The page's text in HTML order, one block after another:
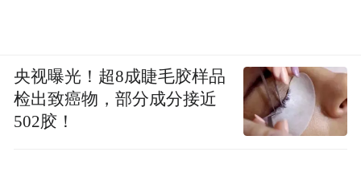
央视曝光！超8成睫毛胶样品
检出致癌物，部分成分接近
502胶！